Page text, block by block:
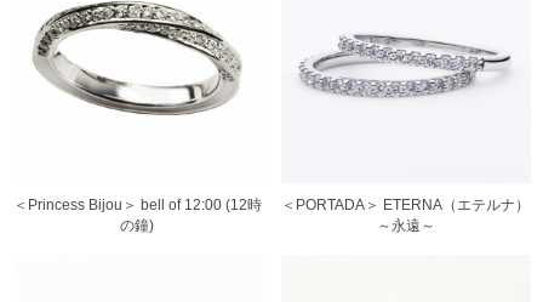
＜Princess Bijou＞ bell of 12:00 (12時
の鐘)
＜PORTADA＞ ETERNA（エテルナ）
～永遠～